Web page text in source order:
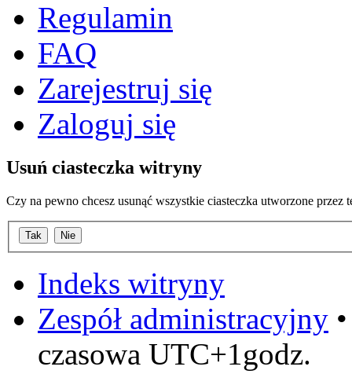
Regulamin
FAQ
Zarejestruj się
Zaloguj się
Usuń ciasteczka witryny
Czy na pewno chcesz usunąć wszystkie ciasteczka utworzone przez
Indeks witryny
Zespół administracyjny
czasowa UTC+1godz.